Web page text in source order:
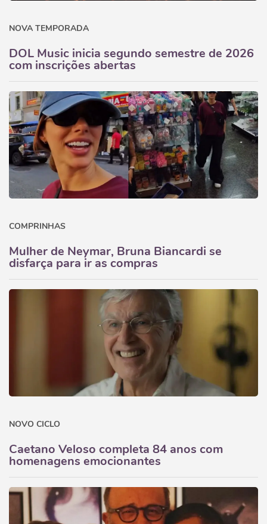
NOVA TEMPORADA
DOL Music inicia segundo semestre de 2026
com inscrições abertas
COMPRINHAS
Mulher de Neymar, Bruna Biancardi se
disfarça para ir as compras
NOVO CICLO
Caetano Veloso completa 84 anos com
homenagens emocionantes